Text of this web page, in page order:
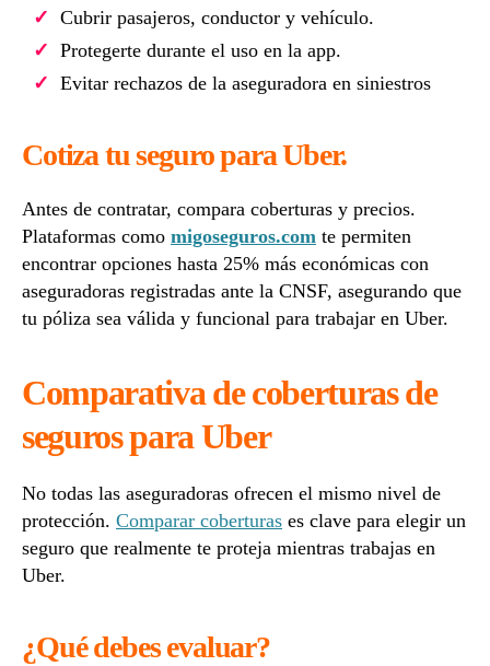
Cubrir pasajeros, conductor y vehículo.
Protegerte durante el uso en la app.
Evitar rechazos de la aseguradora en siniestros
Cotiza tu seguro para Uber.
Antes de contratar, compara coberturas y precios.
Plataformas como migoseguros.com te permiten
encontrar opciones hasta 25% más económicas con
aseguradoras registradas ante la CNSF, asegurando que
tu póliza sea válida y funcional para trabajar en Uber.
Comparativa de coberturas de
seguros para Uber
No todas las aseguradoras ofrecen el mismo nivel de
protección. Comparar coberturas es clave para elegir un
seguro que realmente te proteja mientras trabajas en
Uber.
¿Qué debes evaluar?